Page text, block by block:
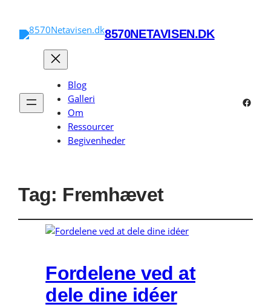
8570NETAVISEN.DK
Blog
Galleri
Om
Ressourcer
Begivenheder
Tag: Fremhævet
Fordelene ved at
dele dine idéer